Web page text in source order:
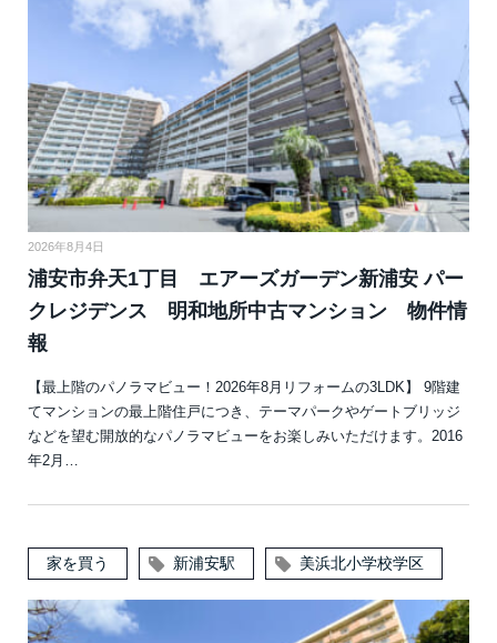
2026年8月4日
浦安市弁天1丁目 エアーズガーデン新浦安 パー
クレジデンス 明和地所中古マンション 物件情
報
【最上階のパノラマビュー！2026年8月リフォームの3LDK】 9階建
てマンションの最上階住戸につき、テーマパークやゲートブリッジ
などを望む開放的なパノラマビューをお楽しみいただけます。2016
年2月…
家を買う 新浦安駅 美浜北小学校学区